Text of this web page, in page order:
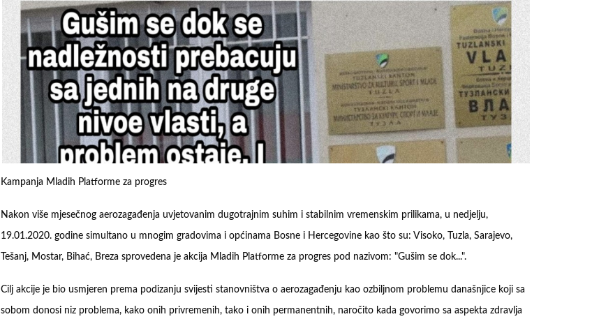
Kampanja Mladih Platforme za progres
Nakon više mjesečnog aerozagađenja uvjetovanim dugotrajnim suhim i stabilnim vremenskim prilikama, u nedjelju,
19.01.2020. godine simultano u mnogim gradovima i općinama Bosne i Hercegovine kao što su: Visoko, Tuzla, Sarajevo,
Tešanj, Mostar, Bihać, Breza sprovedena je akcija Mladih Platforme za progres pod nazivom: "Gušim se dok...".
Cilj akcije je bio usmjeren prema podizanju svijesti stanovništva o aerozagađenju kao ozbiljnom problemu današnjice koji sa
sobom donosi niz problema, kako onih privremenih, tako i onih permanentnih, naročito kada govorimo sa aspekta zdravlja